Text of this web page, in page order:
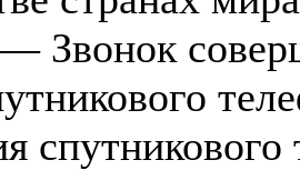
Звонок